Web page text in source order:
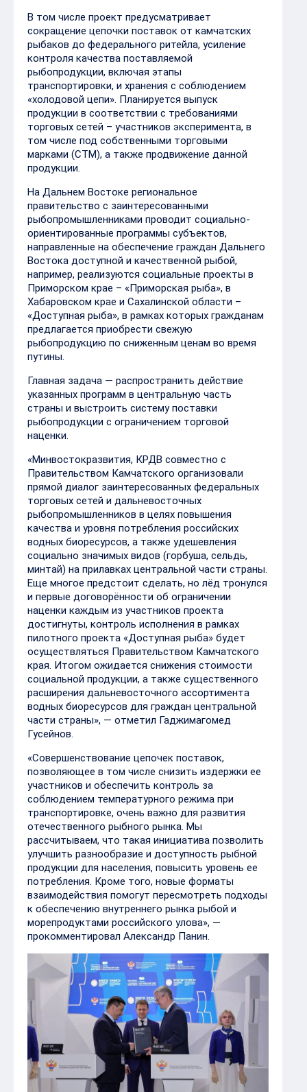
В том числе проект предусматривает
сокращение цепочки поставок от камчатских
рыбаков до федерального ритейла, усиление
контроля качества поставляемой
рыбопродукции, включая этапы
транспортировки, и хранения с соблюдением
«холодовой цепи». Планируется выпуск
продукции в соответствии с требованиями
торговых сетей – участников эксперимента, в
том числе под собственными торговыми
марками (СТМ), а также продвижение данной
продукции.
На Дальнем Востоке региональное
правительство с заинтересованными
рыбопромышленниками проводит социально-
ориентированные программы субъектов,
направленные на обеспечение граждан Дальнего
Востока доступной и качественной рыбой,
например, реализуются социальные проекты в
Приморском крае – «Приморская рыба», в
Хабаровском крае и Сахалинской области –
«Доступная рыба», в рамках которых гражданам
предлагается приобрести свежую
рыбопродукцию по сниженным ценам во время
путины.
Главная задача — распространить действие
указанных программ в центральную часть
страны и выстроить систему поставки
рыбопродукции с ограничением торговой
наценки.
«Минвостокразвития, КРДВ совместно с
Правительством Камчатского организовали
прямой диалог заинтересованных федеральных
торговых сетей и дальневосточных
рыбопромышленников в целях повышения
качества и уровня потребления российских
водных биоресурсов, а также удешевления
социально значимых видов (горбуша, сельдь,
минтай) на прилавках центральной части страны.
Еще многое предстоит сделать, но лёд тронулся
и первые договорённости об ограничении
наценки каждым из участников проекта
достигнуты, контроль исполнения в рамках
пилотного проекта «Доступная рыба» будет
осуществляться Правительством Камчатского
края. Итогом ожидается снижения стоимости
социальной продукции, а также существенного
расширения дальневосточного ассортимента
водных биоресурсов для граждан центральной
части страны», — отметил Гаджимагомед
Гусейнов.
«Совершенствование цепочек поставок,
позволяющее в том числе снизить издержки ее
участников и обеспечить контроль за
соблюдением температурного режима при
транспортировке, очень важно для развития
отечественного рыбного рынка. Мы
рассчитываем, что такая инициатива позволить
улучшить разнообразие и доступность рыбной
продукции для населения, повысить уровень ее
потребления. Кроме того, новые форматы
взаимодействия помогут пересмотреть подходы
к обеспечению внутреннего рынка рыбой и
морепродуктами российского улова», —
прокомментировал Александр Панин.